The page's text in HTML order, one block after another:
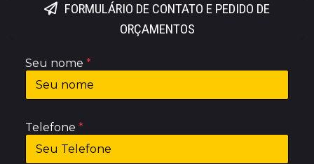
FORMULÁRIO DE CONTATO E PEDIDO DE
ORÇAMENTOS
Seu nome *
Telefone *